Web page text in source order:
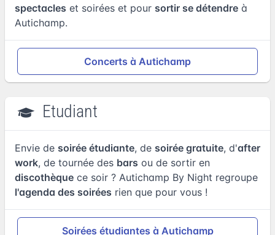
spectacles et soirées et pour sortir se détendre à
Autichamp.
Concerts à Autichamp
Etudiant
Envie de soirée étudiante, de soirée gratuite, d'after
work, de tournée des bars ou de sortir en
discothèque ce soir ? Autichamp By Night regroupe
l'agenda des soirées rien que pour vous !
Soirées étudiantes à Autichamp